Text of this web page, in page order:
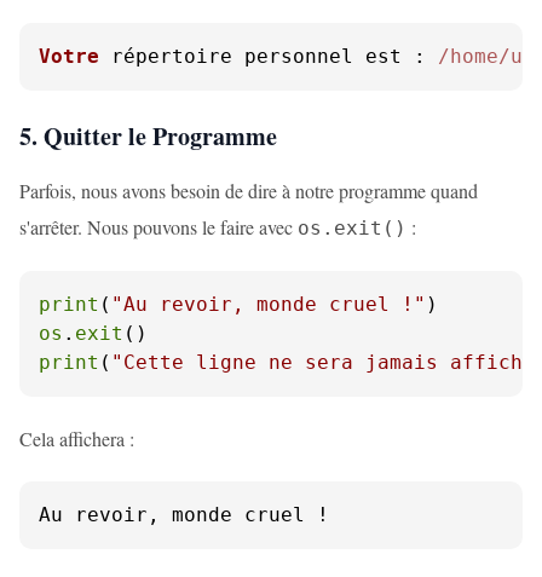
Votre répertoire personnel est : /home/u
5. Quitter le Programme
Parfois, nous avons besoin de dire à notre programme quand
s'arrêter. Nous pouvons le faire avec os.exit() :
print ( "Au revoir, monde cruel !"
os . exit
print ( "Cette ligne ne sera jamais
Cela affichera :
Au revoir, monde cruel !